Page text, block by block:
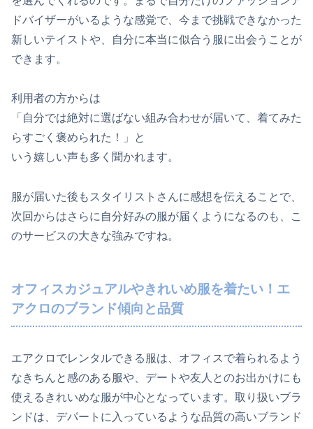
ドバイザーがいるような感覚で、今まで挑戦できなかった
新しいテイストや、自分に本当に似合う服に出会うことが
できます。
利用者の方からは
「自分では絶対に選ばない組み合わせが届いて、着てみた
らすごく褒められた！」と
いう嬉しい声も多く聞かれます。
服が届いた後もスタイリストさんに感想を伝えることで、
次回からはさらに自分好みの服が届くようになるのも、こ
のサービスの大きな強みですね。
オフィスカジュアルやきれいめ服を着たい！エ
アクロのブランド傾向と品質
エアクロでレンタルできる服は、オフィスで着られるよう
なきちんと感のある服や、デートや友人とのお出かけにも
使えるきれいめな服が中心となっています。取り扱いブラ
ンドは、デパートに入っているような品質の高いブランド